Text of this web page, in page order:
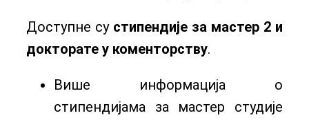
Доступне су стипендије за мастер 2 и
докторате у коменторству.
Више информација о
стипендијама за мастер студије